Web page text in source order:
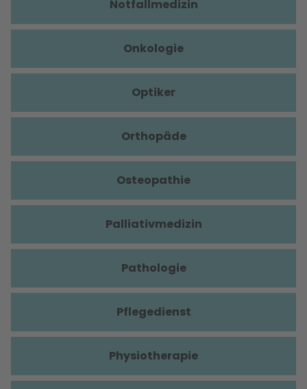
Notfallmedizin
Onkologie
Optiker
Orthopäde
Osteopathie
Palliativmedizin
Pathologie
Pflegedienst
Physiotherapie